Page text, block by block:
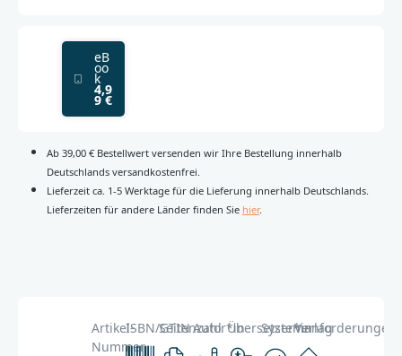
eB
oo
k
4,9
9 €
Ab 39,00 € Bestellwert versenden wir Ihre Bestellung innerhalb
Deutschlands versandkostenfrei.
Lieferzeit ca. 1-5 Werktage für die Lieferung innerhalb Deutschlands.
Lieferzeiten für andere Länder finden Sie hier.
Artikel-
Nummer
ISBN/GTINSeitenzahl
Autor*inÜbersetzer*in
Systemanforderungen
Verlag